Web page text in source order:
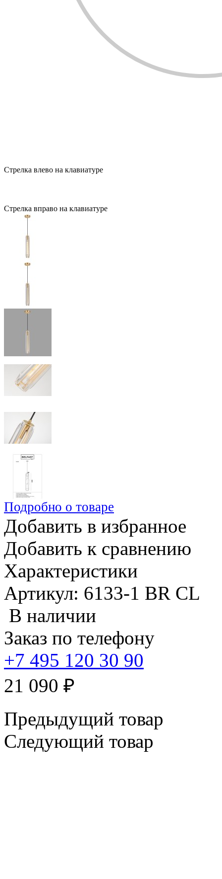
Стрелка влево на клавиатуре
Стрелка вправо на клавиатуре
Подробно о товаре
Добавить в избранное
Добавить к сравнению
Характеристики
Артикул: 6133-1 BR CL
В наличии
Заказ по телефону
+7 495 120 30 90
21 090 ₽
Предыдущий товар
Следующий товар